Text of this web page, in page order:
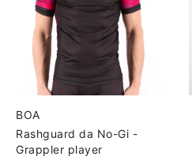
BOA
Rashguard da No-Gi -
Grappler player